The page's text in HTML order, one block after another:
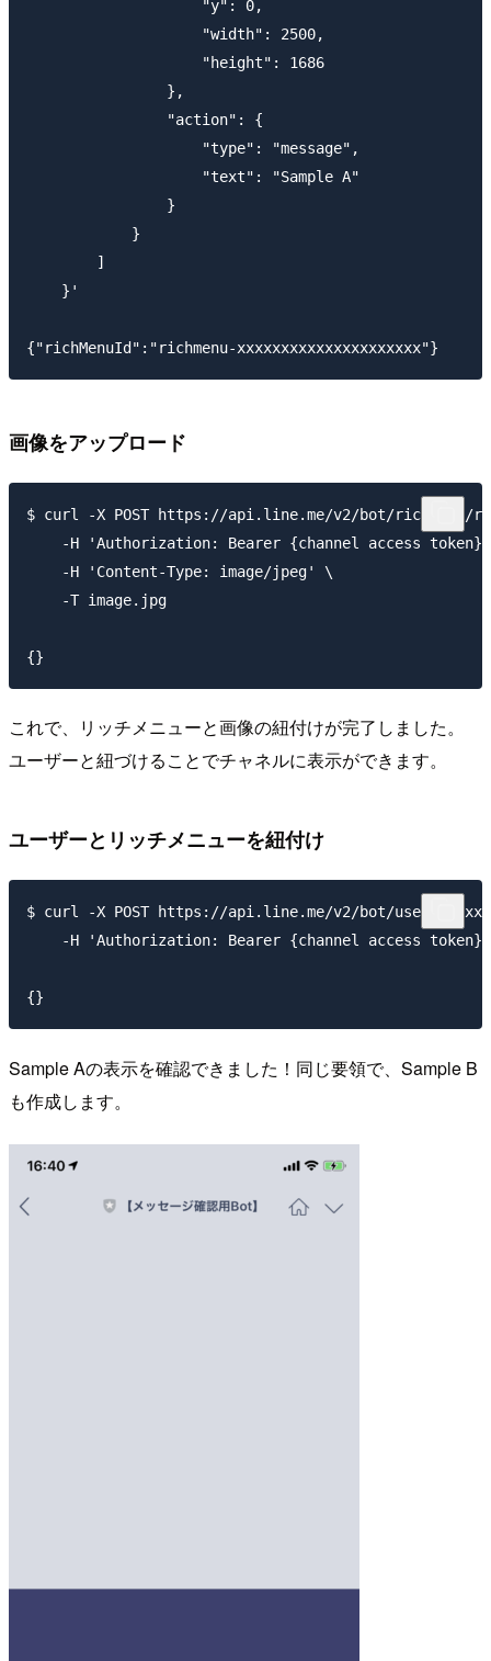
                    "y": 0,
                    "width": 2500,
                    "height": 1686
                },
                "action": {
                    "type": "message",
                    "text": "Sample A"
                }
            }
        ]
    }'
画像をアップロード
$ curl -X POST https://api.line.me/v2/bot/richmenu/
-H 'Authorization: Bearer {channel access
    -H 'Content-Type: image/jpeg' \
    -T image.jpg
これで、リッチメニューと画像の紐付けが完了しました。
ユーザーと紐づけることでチャネルに表示ができます。
ユーザーとリッチメニューを紐付け
$ curl -X POST https://api.line.me/v2/bot/user/
    -H 'Authorization: Bearer {channel access token}'
Sample Aの表示を確認できました！同じ要領で、Sample B
も作成します。